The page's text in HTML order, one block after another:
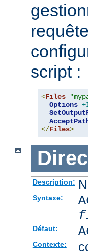
script :
<Files
Options
</Files>
Description:
Syntaxe:
Défaut:
Contexte: